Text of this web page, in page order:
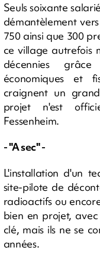
Seuls soixante
démantèlement
750 ainsi que 300
ce village autrefois
décennies
économiques et
craignent un
projet n'est
Fessenheim.
- "A sec" -
L'installation d'un
site-pilote de
radioactifs ou
bien en projet,
clé, mais ils ne se
années.